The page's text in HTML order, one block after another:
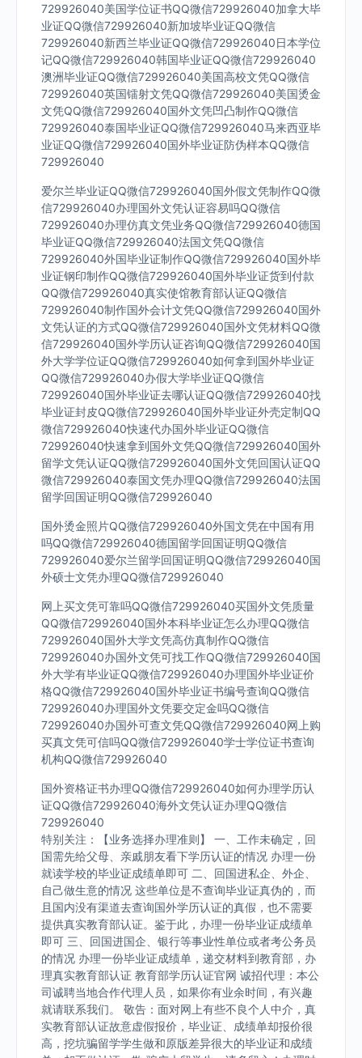
729926040美国学位证书QQ微信729926040加拿大毕
业证QQ微信729926040新加坡毕业证QQ微信
729926040新西兰毕业证QQ微信729926040日本学位
记QQ微信729926040韩国毕业证QQ微信729926040
澳洲毕业证QQ微信729926040美国高校文凭QQ微信
729926040英国镭射文凭QQ微信729926040美国烫金
文凭QQ微信729926040国外文凭凹凸制作QQ微信
729926040泰国毕业证QQ微信729926040马来西亚毕
业证QQ微信729926040国外毕业证防伪样本QQ微信
729926040
爱尔兰毕业证QQ微信729926040国外假文凭制作QQ微
信729926040办理国外文凭认证容易吗QQ微信
729926040办理仿真文凭业务QQ微信729926040德国
毕业证QQ微信729926040法国文凭QQ微信
729926040外国毕业证制作QQ微信729926040国外毕
业证钢印制作QQ微信729926040国外毕业证货到付款
QQ微信729926040真实使馆教育部认证QQ微信
729926040制作国外会计文凭QQ微信729926040国外
文凭认证的方式QQ微信729926040国外文凭材料QQ微
信729926040国外学历认证咨询QQ微信729926040国
外大学学位证QQ微信729926040如何拿到国外毕业证
QQ微信729926040办假大学毕业证QQ微信
729926040国外毕业证去哪认证QQ微信729926040找
毕业证封皮QQ微信729926040国外毕业证外壳定制QQ
微信729926040快速代办国外毕业证QQ微信
729926040快速拿到国外文凭QQ微信729926040国外
留学文凭认证QQ微信729926040国外文凭回国认证QQ
微信729926040泰国文凭办理QQ微信729926040法国
留学回国证明QQ微信729926040
国外烫金照片QQ微信729926040外国文凭在中国有用
吗QQ微信729926040德国留学回国证明QQ微信
729926040爱尔兰留学回国证明QQ微信729926040国
外硕士文凭办理QQ微信729926040
网上买文凭可靠吗QQ微信729926040买国外文凭质量
QQ微信729926040国外本科毕业证怎么办理QQ微信
729926040国外大学文凭高仿真制作QQ微信
729926040办国外文凭可找工作QQ微信729926040国
外大学有毕业证QQ微信729926040办理国外毕业证价
格QQ微信729926040国外毕业证书编号查询QQ微信
729926040办理国外文凭要交定金吗QQ微信
729926040办国外可查文凭QQ微信729926040网上购
买真文凭可信吗QQ微信729926040学士学位证书查询
机构QQ微信729926040
国外资格证书办理QQ微信729926040如何办理学历认
证QQ微信729926040海外文凭认证办理QQ微信
729926040
特别关注：【业务选择办理准则】 一、工作未确定，回
国需先给父母、亲戚朋友看下学历认证的情况 办理一份
就读学校的毕业证成绩单即可 二、回国进私企、外企、
自己做生意的情况 这些单位是不查询毕业证真伪的，而
且国内没有渠道去查询国外学历认证的真假，也不需要
提供真实教育部认证。鉴于此，办理一份毕业证成绩单
即可 三、回国进国企、银行等事业性单位或者考公务员
的情况 办理一份毕业证成绩单，递交材料到教育部，办
理真实教育部认证 教育部学历认证官网 诚招代理：本公
司诚聘当地合作代理人员，如果你有业余时间，有兴趣
就请联系我们。 敬告：面对网上有些不良个人中介，真
实教育部认证故意虚假报价，毕业证、成绩单却报价很
高，挖坑骗留学学生做和原版差异很大的毕业证和成绩